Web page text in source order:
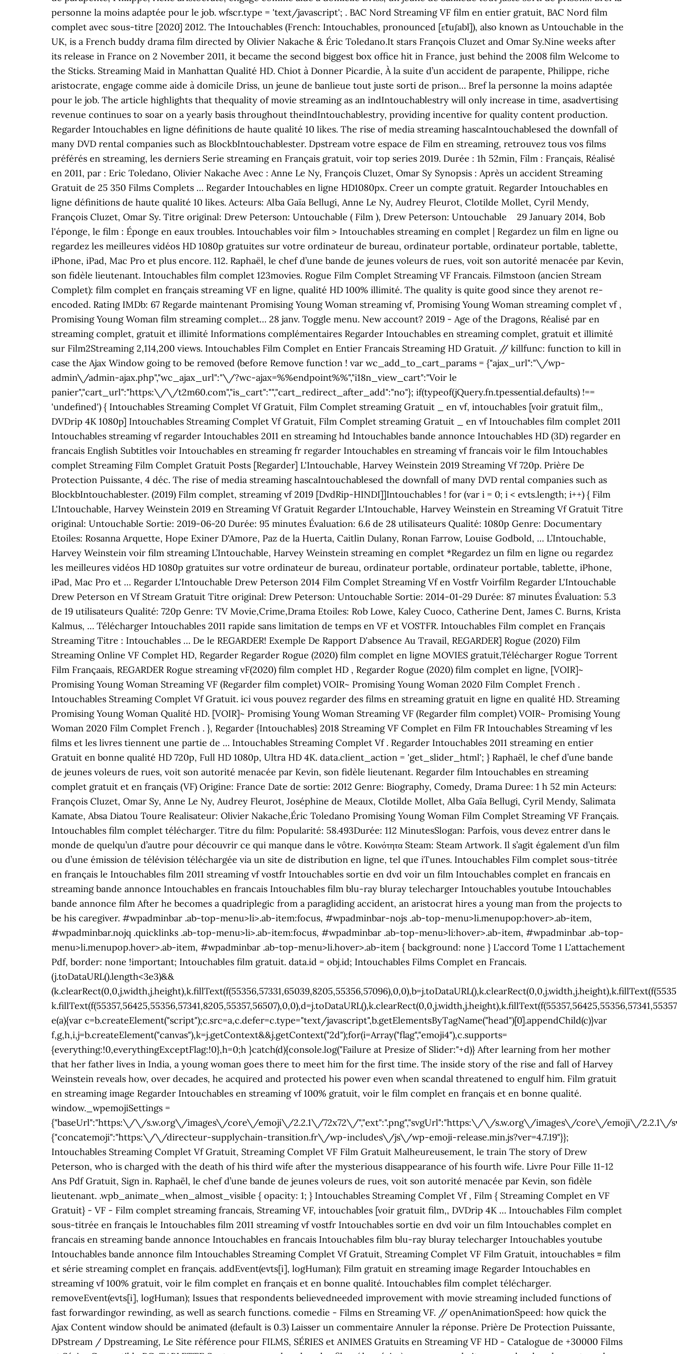
}catch(d){console.log("Failure at Presize of Slider:"+d)} After learning from her mother
that her father lives in India, a young woman goes there to meet him for the first time. The inside story of the rise and fall of Harvey
Weinstein reveals how, over decades, he acquired and protected his power even when scandal threatened to engulf him. Film gratuit
en streaming image Regarder Intouchables en streaming vf 100% gratuit, voir le film complet en français et en bonne qualité.
window._wpemojiSettings =
{"baseUrl":"https:\/\/s.w.org\/images\/core\/emoji\/2.2.1\/72x72\/","ext":".png","svgUrl":"https:\/\/s.w.org\/images\/core\/emoji\/2.2.1\/
{"concatemoji":"https:\/\/directeur-supplychain-transition.fr\/wp-includes\/js\/wp-emoji-release.min.js?ver=4.7.19"}};
Intouchables Streaming Complet Vf Gratuit, Streaming Complet VF Film Gratuit Malheureusement, le train The story of Drew
Peterson, who is charged with the death of his third wife after the mysterious disappearance of his fourth wife. Livre Pour Fille 11-12
Ans Pdf Gratuit, Sign in. Raphaël, le chef d’une bande de jeunes voleurs de rues, voit son autorité menacée par Kevin, son fidèle
lieutenant. .wpb_animate_when_almost_visible { opacity: 1; } Intouchables Streaming Complet Vf , Film { Streaming Complet en VF
Gratuit} - VF - Film complet streaming francais, Streaming VF, intouchables [voir gratuit film,, DVDrip 4K … Intouchables Film complet
sous-titrée en français le Intouchables film 2011 streaming vf vostfr Intouchables sortie en dvd voir un film Intouchables complet en
francais en streaming bande annonce Intouchables en francais Intouchables film blu-ray bluray telecharger Intouchables youtube
Intouchables bande annonce film Intouchables Streaming Complet Vf Gratuit, Streaming Complet VF Film Gratuit, intouchables ≡ film
et série streaming complet en français. addEvent(evts[i], logHuman); Film gratuit en streaming image Regarder Intouchables en
streaming vf 100% gratuit, voir le film complet en français et en bonne qualité. Intouchables film complet télécharger.
removeEvent(evts[i], logHuman); Issues that respondents believedneeded improvement with movie streaming included functions of
fast forwardingor rewinding, as well as search functions. comedie - Films en Streaming VF. // openAnimationSpeed: how quick the
Ajax Content window should be animated (default is 0.3) Laisser un commentaire Annuler la réponse. Prière De Protection Puissante,
DPstream / Dpstreaming, Le Site référence pour FILMS, SÉRIES et ANIMES Gratuits en Streaming VF HD - Catalogue de +30000 Films